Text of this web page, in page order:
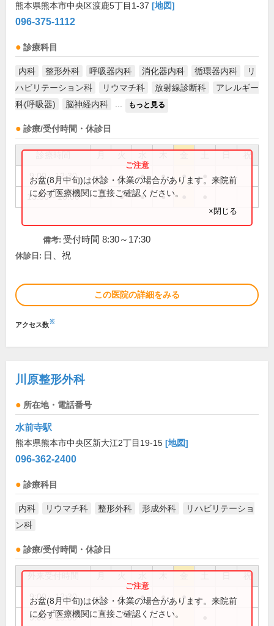
熊本県熊本市中央区渡鹿5丁目1-37 [地図]
096-375-1112
診療科目
内科 整形外科 呼吸器内科 消化器内科 循環器内科
リ
ハビリテーション科
リウマチ科 放射線診断科
アレルギー
科(呼吸器)
脳神経内科 もっと見る
診療/受付時間・休診日
祝
9:00～12:30 ● ● ● ● ●
13:30～18:00 ● ● ● ●
お盆(8月中旬)は休診・休業の場合があります。来院前
に必ず医療機関に直接ご確認ください。
×閉じる
備考: 受付時間 8:30～17:30
休診日: 日、祝
この医院の詳細をみる
アクセス数※
川原整形外科
所在地・電話番号
水前寺駅
熊本県熊本市中央区新大江2丁目19-15 [地図]
096-362-2400
診療科目
内科 リウマチ科 整形外科 形成外科
リハビリテーショ
ン科
診療/受付時間・休診日
祝
9:00～12:30 ● ● ● ● ●
9:00～15:00
お盆(8月中旬)は休診・休業の場合があります。来院前
に必ず医療機関に直接ご確認ください。